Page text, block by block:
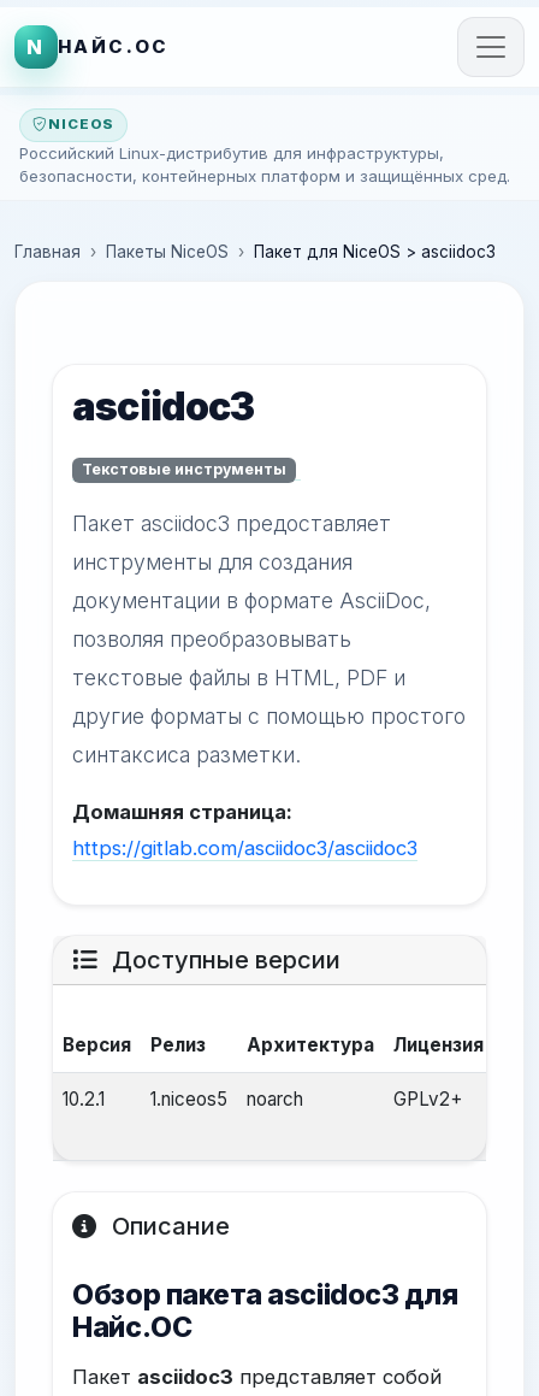
N НАЙС.ОС
NICEOS
Российский Linux-дистрибутив для инфраструктуры,
безопасности, контейнерных платформ и защищённых сред.
Главная Пакеты NiceOS Пакет для NiceOS > asciidoc3
asciidoc3
Текстовые инструменты
Пакет asciidoc3 предоставляет
инструменты для создания
документации в формате AsciiDoc,
позволяя преобразовывать
текстовые файлы в HTML, PDF и
другие форматы с помощью простого
синтаксиса разметки.
Домашняя страница:
https://gitlab.com/asciidoc3/asciidoc3
Доступные версии
Версия Релиз Архитектура Лицензия
10.2.1 1.niceos5 noarch GPLv2+
Описание
Обзор пакета asciidoc3 для
Найс.ОС
Пакет asciidoc3 представляет собой